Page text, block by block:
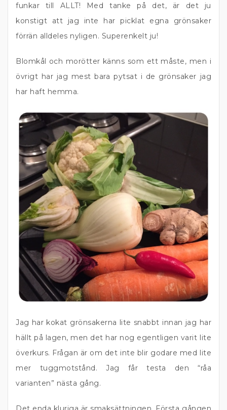
funkar till ALLT! Med tanke på det, är det ju
konstigt att jag inte har picklat egna grönsaker
förrän alldeles nyligen. Superenkelt ju!
Blomkål och morötter känns som ett måste, men i
övrigt har jag mest bara pytsat i de grönsaker jag
har haft hemma.
Jag har kokat grönsakerna lite snabbt innan jag har
hällt på lagen, men det har nog egentligen varit lite
överkurs. Frågan är om det inte blir godare med lite
mer tuggmotstånd. Jag får testa den “råa
varianten” nästa gång.